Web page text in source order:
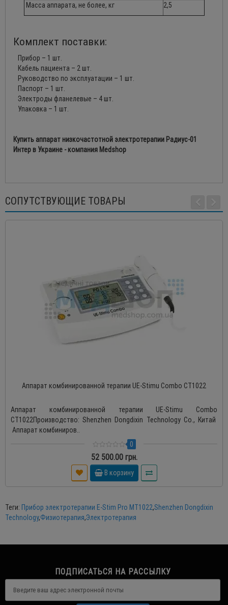
Масса аппарата, не более, кг
2,5
Комплект поставки:
Прибор – 1 шт.
Кабель пациента – 2 шт.
Руководство по эксплуатации – 1 шт.
Паспорт – 1 шт.
Электроды фланелевые – 4 шт.
Упаковка – 1 шт.
Купить аппарат низкочастотной электротерапии Радиус-01
Интер в Украине - компания Medshop
СОПУТСТВУЮЩИЕ ТОВАРЫ
Аппарат комбинированной терапии UE-Stimu Combo CT1022
Аппарат комбинированной терапии UE-Stimu Combo
CT1022Производство: Shenzhen Dongdixin Technology Co., Китай
Аппарат комбиниров..
0
52 500.00 грн.
В корзину
Теги: Прибор электротерапии E-Stim Pro MT1022,Shenzhen Dongdixin
Technology,Физиотерапия,Электротерапия
ПОДПИСАТЬСЯ НА РАССЫЛКУ